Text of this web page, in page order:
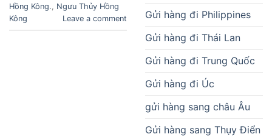
Hồng Kông., Ngưu Thủy Hồng
Kông
Leave a comment
Gửi hàng đi Philippines
Gửi hàng đi Thái Lan
Gửi hàng đi Trung Quốc
Gửi hàng đi Úc
gửi hàng sang châu Âu
Gửi hàng sang Thụy Điển